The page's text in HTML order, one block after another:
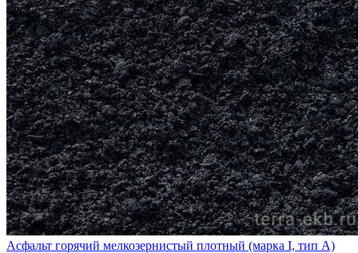
Асфальт горячий мелкозернистый плотный (марка I, тип А)